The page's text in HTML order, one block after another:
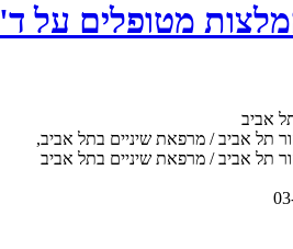
תל אביב / מרפאת שיניים בתל אביב,
תל אביב / מרפאת שיניים בתל אביב